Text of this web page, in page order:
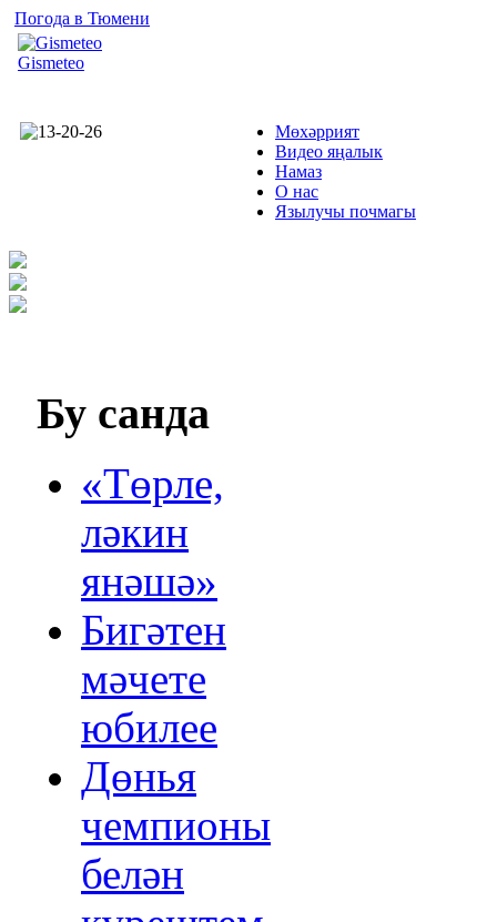
Погода в Тюмени
Gismeteo
Мөхәррият
Видео яңалык
Намаз
О нас
Язылучы почмагы
Бу санда
«Төрле,
ләкин
янәшә»
Бигәтен
мәчете
юбилее
Дөнья
чемпионы
белән